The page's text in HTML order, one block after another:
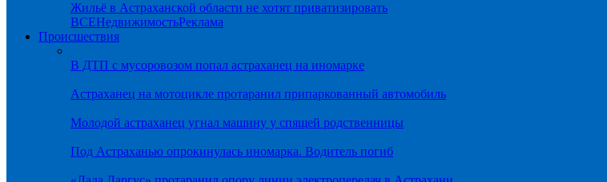
Жильё в Астраханской области не хотят приватизировать
ВСЕНедвижимостьРеклама
Происшествия
В ДТП с мусоровозом попал астраханец на иномарке
Астраханец на мотоцикле протаранил припаркованный автомобиль
Молодой астраханец угнал машину у спящей родственницы
Под Астраханью опрокинулась иномарка. Водитель погиб